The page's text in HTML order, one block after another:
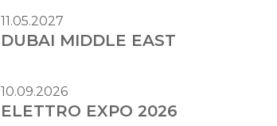
11.05.2027
DUBAI MIDDLE EAST
10.09.2026
ELETTRO EXPO 2026